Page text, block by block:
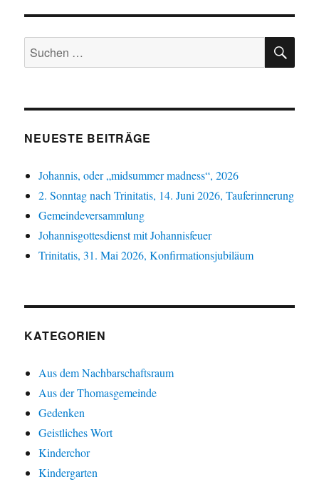
Suchen
nach:
NEUESTE BEITRÄGE
Johannis, oder „midsummer madness“, 2026
2. Sonntag nach Trinitatis, 14. Juni 2026, Tauferinnerung
Gemeindeversammlung
Johannisgottesdienst mit Johannisfeuer
Trinitatis, 31. Mai 2026, Konfirmationsjubiläum
KATEGORIEN
Aus dem Nachbarschaftsraum
Aus der Thomasgemeinde
Gedenken
Geistliches Wort
Kinderchor
Kindergarten